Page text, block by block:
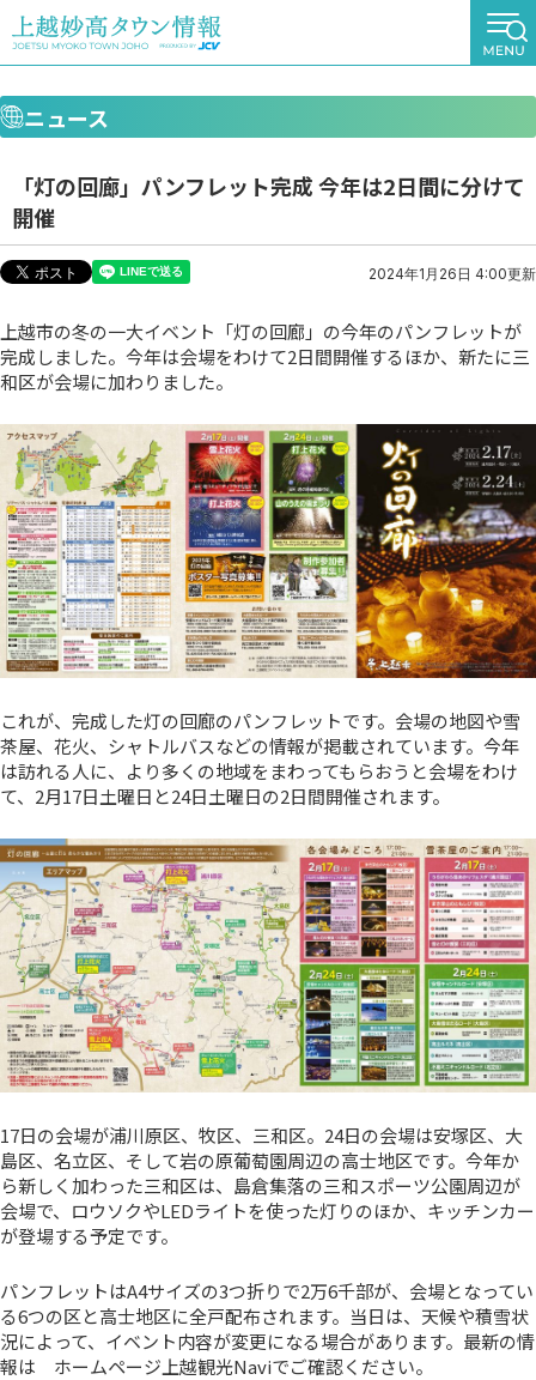
ニュース
「灯の回廊」パンフレット完成 今年は2日間に分けて
開催
2024年1月26日 4:00更新
上越市の冬の一大イベント「灯の回廊」の今年のパンフレットが
完成しました。今年は会場をわけて2日間開催するほか、新たに三
和区が会場に加わりました。
これが、完成した灯の回廊のパンフレットです。会場の地図や雪
茶屋、花火、シャトルバスなどの情報が掲載されています。今年
は訪れる人に、より多くの地域をまわってもらおうと会場をわけ
て、2月17日土曜日と24日土曜日の2日間開催されます。
17日の会場が浦川原区、牧区、三和区。24日の会場は安塚区、大
島区、名立区、そして岩の原葡萄園周辺の高士地区です。今年か
ら新しく加わった三和区は、島倉集落の三和スポーツ公園周辺が
会場で、ロウソクやLEDライトを使った灯りのほか、キッチンカー
が登場する予定です。
パンフレットはA4サイズの3つ折りで2万6千部が、会場となってい
る6つの区と高士地区に全戸配布されます。当日は、天候や積雪状
況によって、イベント内容が変更になる場合があります。最新の情
報は ホームページ上越観光Naviでご確認ください。